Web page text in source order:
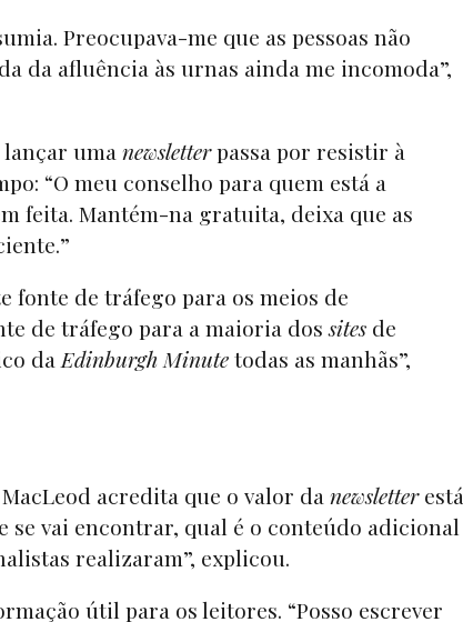
Preocupava-me que as pessoas não
da afluência às urnas ainda me incomoda”,
uma newsletterpassa por resistir à
“O meu conselho para quem está a
feita. Mantém-na gratuita, deixa que as
de tráfego para os meios de
de tráfego para a maioria dossites de
daEdinburgh Minutetodas as manhãs”,
acredita que o valor da newsletterestá
se vai encontrar, qual é o conteúdo adicional
realizaram”, explicou.
útil para os leitores. “Posso escrever